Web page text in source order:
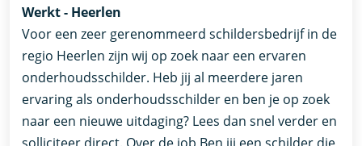
Werkt - Heerlen
Voor een zeer gerenommeerd schildersbedrijf in de
regio Heerlen zijn wij op zoek naar een ervaren
onderhoudsschilder. Heb jij al meerdere jaren
ervaring als onderhoudsschilder en ben je op zoek
naar een nieuwe uitdaging? Lees dan snel verder en